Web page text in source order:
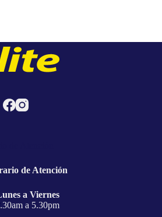
de Atención
a Viernes
a 5.30pm